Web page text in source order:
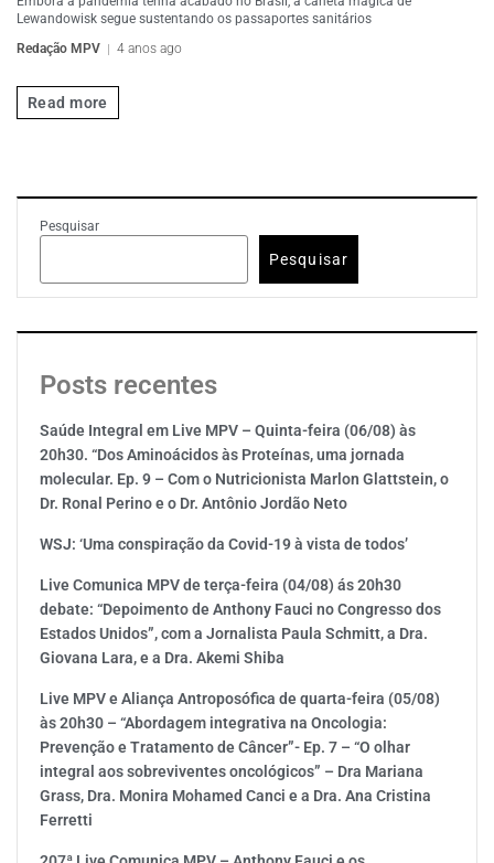
Lewandowisk segue sustentando os passaportes sanitários
Redação MPV
4 anos ago
Read more
Pesquisar
Pesquisar
Posts recentes
Saúde Integral em Live MPV – Quinta-feira (06/08) às
20h30. “Dos Aminoácidos às Proteínas, uma jornada
molecular. Ep. 9 – Com o Nutricionista Marlon Glattstein, o
Dr. Ronal Perino e o Dr. Antônio Jordão Neto
WSJ: ‘Uma conspiração da Covid-19 à vista de todos’
Live Comunica MPV de terça-feira (04/08) ás 20h30
debate: “Depoimento de Anthony Fauci no Congresso dos
Estados Unidos”, com a Jornalista Paula Schmitt, a Dra.
Giovana Lara, e a Dra. Akemi Shiba
Live MPV e Aliança Antroposófica de quarta-feira (05/08)
às 20h30 – “Abordagem integrativa na Oncologia:
Prevenção e Tratamento de Câncer”- Ep. 7 – “O olhar
integral aos sobreviventes oncológicos” – Dra Mariana
Grass, Dra. Monira Mohamed Canci e a Dra. Ana Cristina
Ferretti